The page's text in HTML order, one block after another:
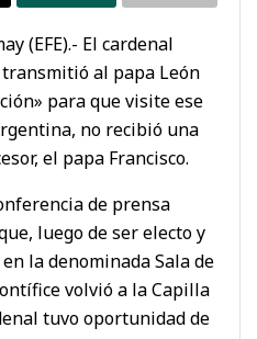
(EFE).- El cardenal
al papa León
para que visite ese
no recibió una
el papa Francisco.
de prensa
luego de ser electo y
la denominada Sala de
volvió a la Capilla
tuvo oportunidad de